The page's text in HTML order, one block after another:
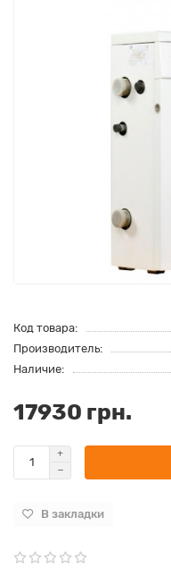
Код товара:
Производитель:
Наличие:
17930 грн.
В закладки